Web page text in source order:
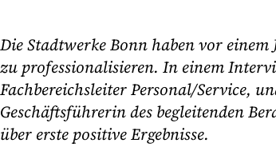
Die Stadtwerke Bonn haben vor
zu professionalisieren. In einem
Fachbereichsleiter Personal/Service,
Geschäftsführerin des begleitenden
über erste positive Ergebnisse.